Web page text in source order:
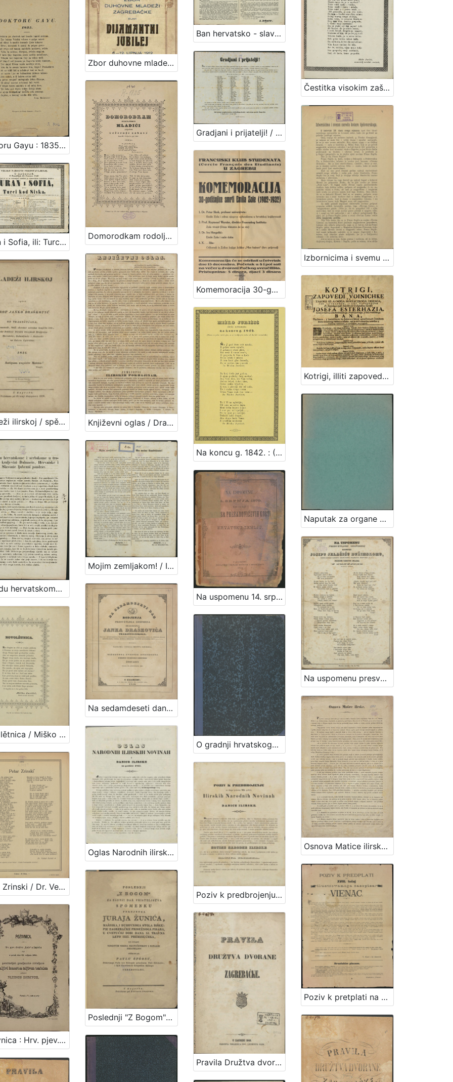
Zbor duhovne mladeži zagrebačke slavi dijamantni jubilej, 6.-12. lipnja 1912 / Zbor duhovne mladeži zagrebačke
Ban hervatsko - slavonskom narodu / U Zagrebu dne 26. lipnja 1850. J. Jellačić, ban
Čestitka visokim zaštitnikom k novom lietu 1847. / Miško Jurišić, raznositelj narodnih novinah
Doktoru Gayu : 1835. / Ivan Mažuranić
Domorodkam rodoljubivi mladići prigodom večernje zabave dana 20. veljače god. 1841.
Gradjani i prijatelji! / od strane poglavarstva slobodnog kralj. i glavnog grada Zagreba. U Zagrebu dne 8. travnja 1861.
Izbornicima i svemu narodu kotara bjelovarskoga / [Stjepan Radić, predsjednik glavnoga odbora Hrvatske Seljačke Pučke Stranke i njezin kandidat za kotar bjelovarski]
Juran i Sofia, ili: Turci kod Siska : domorodna junačka igra u 3 čina, od I. Kukuljevića Sakcinskog, s muzikom od g. Livadića, s osobitom sjajnostjom na novo u scenu metnuta po g. režiseru Vaniniu : predstavljat će se na ovdašnjem kazalištu po Domorodnom teatralnom družtvu
Književni oglas / Dragutin Seljan
Komemoracija 30-godišnjice smrti Emila Zole (1902-1932) / Francuski klub studenata (Cercle Français des Etudiants) u Zagrebu
Kotrigi, illiti zapovedi voinichke vu taboru szlavnoga horvaczkoga orszaga / pod commandum, illiti zapovedjum preszvetloga nyih excellencie goszpodina groffa Josefa Esterhazia, Kralyevsztvin Dalmatinszkoga, Horvaczkoga, y Szlovenszkoga bana, plachnem, y krainszkem vu Javorniu szkup zpravlyenem junakom dneva trinaisztoga meszecza Juliussa, leta jezero szedem szto trideszeti y szedmoga ochituvani, y
Mladeži ilirskoj / spěva Janko Drašković od Trakoštjana
Mojim zemljakom! / Iz glavnog kvartira u Zvölfaxingu kod Beča 24. listop. 1848. Jelačić, v. r. ban i feldmaršallajtnant
Na koncu g. 1842. : (Pěsma za jedan mužki glas, sa sprovodjenjem zveke od škudah i cvancikah.) / Miško jurišić ilirski novinonoša
Naputak za organe uprave gradskih daćah u glavnom gradu Zagrebu
Narodu hervatskomu i serbskome u trojednoj kraljevivi Dalmacie, Hervatske i Slavonie ljubezni pozdrav / Jelačić, ban
Na sedamdeseti dan rodjenja ... grofa Janka Draškovića trakoštjanskoga, ... kanoti načelnika učenoga družtva ilirskoga, i userdnoga svedje domorodca : pobožni starinske krěposti štovaoci dana 20. listopada 1840. / [Ivan Mažuranić]
Na uspomenu 14. srpnja 1879. kao na dan prenosa Preradovićevih kosti u hrvatsku zemlju
Na uspomenu presvětlomu gospodinu baronu Josipu Jelačiću Bužimskomu, perve banske narodne graničarske regimente pukovniku (P. N.) prigodom njegovog dolazka u Pokupsko / od Pavla Štoosa
Novolětnica / Miško Jurišić, ilirskih novinah raznositelj
Oglas Narodnih ilirskih novinah i Danice ilirske za godinu 1841 / Ljudevit Gaj
O gradnji hrvatskoga kazališta u Zagrebu : (Razprava družtva inžinira i arhitekta u Zagrebu)
Osnova Matice ilirske / od ravniteljstva družtva čitaonice ilirske zagrebačke
Petar Zrinski / Dr. Velimir Deželić st.
Poslednji "Z Bogom" za zadnji dar priateljstva spomeniku pokojnoga Juraja Žunića,... / alduvan po Pavlu Štoosu,...
Poziv k predbrojenju za drugu polovinu VI. godišta Ilirskih Narodnih Novinah i Danice ilirske / Ljudevit Gaj
Poziv k pretplati na XVIII tečaj ilustrovanog časopisa Vienac / V. Klaić i M. Maravić
Pozivnica : Hrv. pjev. družtvo "Kolo" u Zagrebu daje u petak dne 25. veljače 1870. u prostorijah gradjanske strieljane šaljivi koncert sa šaljivom tombolom začinjeno plesnom zabavom / Hrv. pjev. družtvo "Kolo" u Zagrebu
Pravila Družtva dvorane zagrebačke